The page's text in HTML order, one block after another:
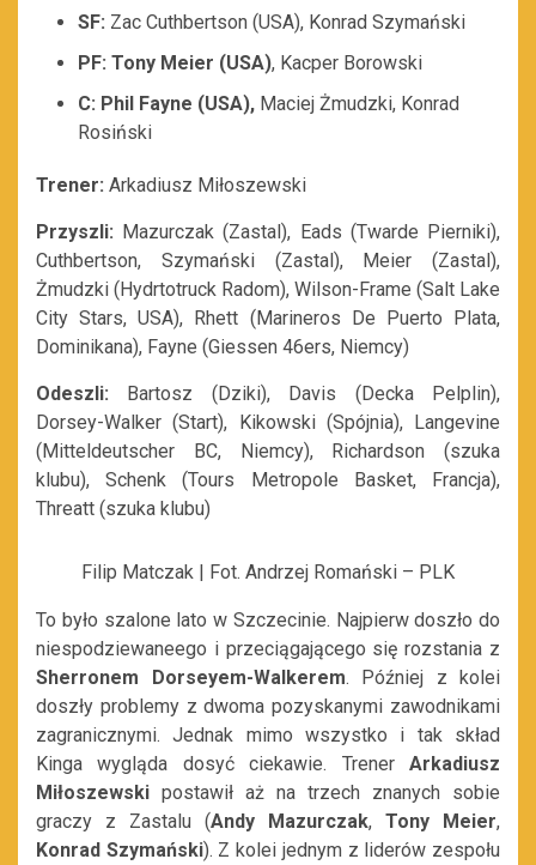
SF: Zac Cuthbertson (USA), Konrad Szymański
PF: Tony Meier (USA), Kacper Borowski
C: Phil Fayne (USA), Maciej Żmudzki, Konrad
Rosiński
Trener: Arkadiusz Miłoszewski
Przyszli: Mazurczak (Zastal), Eads (Twarde Pierniki),
Cuthbertson, Szymański (Zastal), Meier (Zastal),
Żmudzki (Hydrtotruck Radom), Wilson-Frame (Salt Lake
City Stars, USA), Rhett (Marineros De Puerto Plata,
Dominikana), Fayne (Giessen 46ers, Niemcy)
Odeszli:
Bartosz (Dziki), Davis (Decka Pelplin),
Dorsey-Walker (Start), Kikowski (Spójnia), Langevine
(Mitteldeutscher BC, Niemcy), Richardson (szuka
klubu), Schenk (Tours Metropole Basket, Francja),
Threatt (szuka klubu)
Filip Matczak | Fot. Andrzej Romański – PLK
To było szalone lato w Szczecinie. Najpierw doszło do
niespodziewaneego i przeciągającego się rozstania z
Sherronem Dorseyem-Walkerem. Później z kolei
doszły problemy z dwoma pozyskanymi zawodnikami
zagranicznymi. Jednak mimo wszystko i tak skład
Kinga wygląda dosyć ciekawie. Trener Arkadiusz
Miłoszewski postawił aż na trzech znanych sobie
graczy z Zastalu (Andy Mazurczak, Tony Meier,
Konrad Szymański). Z kolei jednym z liderów zespołu